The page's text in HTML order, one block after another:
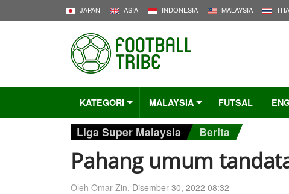
JAPAN ASIA INDONESIA MALAYSIA
KATEGORI MALAYSIA FUTSAL
Liga Super Malaysia Berita
Pahang umum
Oleh Omar Zin, Disember 30, 2022 08:32